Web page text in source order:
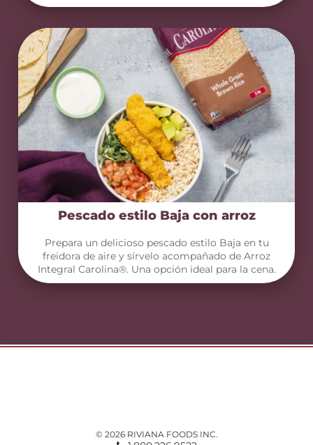
Pescado estilo Baja con arroz
Prepara un delicioso pescado estilo Baja en tu
freidora de aire y sírvelo acompañado de Arroz
Integral Carolina®. Una opción ideal para la cena.
© 2026 RIVIANA FOODS INC.